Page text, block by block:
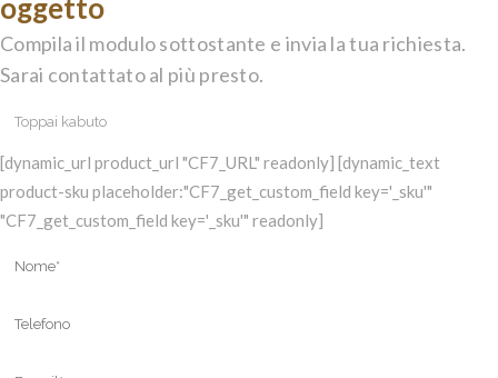
oggetto
Compila il modulo sottostante e invia la tua richiesta.
Sarai contattato al più presto.
[dynamic_url product_url "CF7_URL" readonly] [dynamic_text
product-sku placeholder:"CF7_get_custom_field key='_sku'"
"CF7_get_custom_field key='_sku'" readonly]